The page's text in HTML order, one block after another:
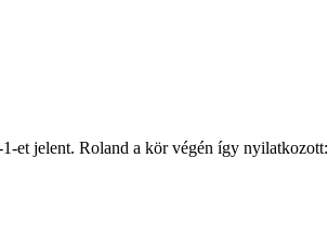
et jelent. Roland a kör végén így nyilatkozott: